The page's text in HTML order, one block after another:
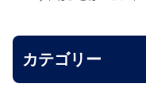
カテゴリー